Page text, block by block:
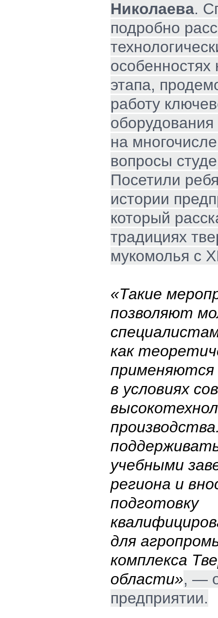
Николаева.
подробно
особенностях
этапа,
работу
оборудования
на
вопросы
Посетили
истории
который
традициях
мукомолья с
«Такие
позволяют
как
применяются
в условиях
учебными
региона и
подготовку
для
комплекса
области», —
предприятии.